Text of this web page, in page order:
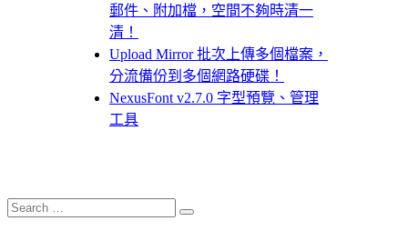
郵件、附加檔，空間不夠時清一
清！
Upload Mirror 批次上傳多個檔案，
分流備份到多個網路硬碟！
NexusFont v2.7.0 字型預覽、管理
工具
Search
for:
Search